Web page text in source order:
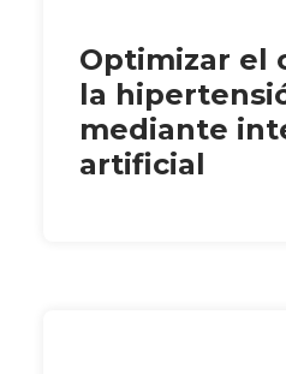
Optimizar el
la
mediante
artificial